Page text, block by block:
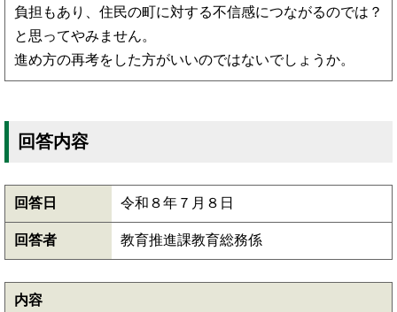
負担もあり、住民の町に対する不信感につながるのでは？
と思ってやみません。
進め方の再考をした方がいいのではないでしょうか。
回答内容
回答日 令和８年７月８日
回答者 教育推進課教育総務係
内容